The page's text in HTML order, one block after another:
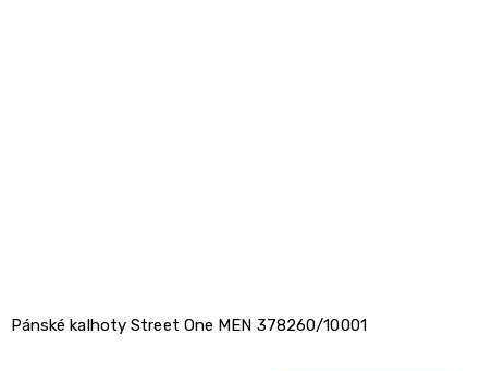
Pánské kalhoty Street One MEN 378260/10001